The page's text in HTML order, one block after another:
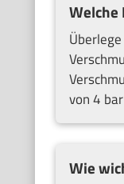
von 4
Wie